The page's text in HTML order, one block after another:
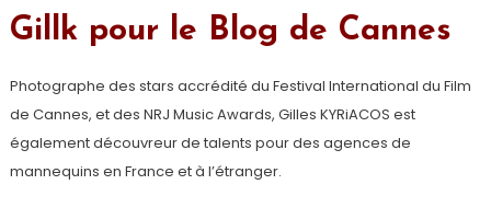
Gillk pour le Blog de Cannes
Photographe des stars accrédité du Festival International du Film
de Cannes, et des NRJ Music Awards, Gilles KYRiACOS est
également découvreur de talents pour des agences de
mannequins en France et à l’étranger.